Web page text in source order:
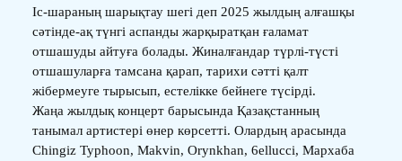
Іс-шараның шарықтау шегі деп 2025 жылдың алғашқы
сәтінде-ақ түнгі аспанды жарқыратқан ғаламат
отшашуды айтуға болады. Жиналғандар түрлі-түсті
отшашуларға тамсана қарап, тарихи сәтті қалт
жібермеуге тырысып, естелікке бейнеге түсірді.
Жаңа жылдық концерт барысында Қазақстанның
танымал артистері өнер көрсетті. Олардың арасында
Chingiz Typhoon, Makvin, Orynkhan, 6ellucci, Мархаба